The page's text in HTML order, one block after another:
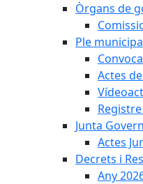
Òrgans de
Ple
Actes
Junta
Actes
Decrets i
Any